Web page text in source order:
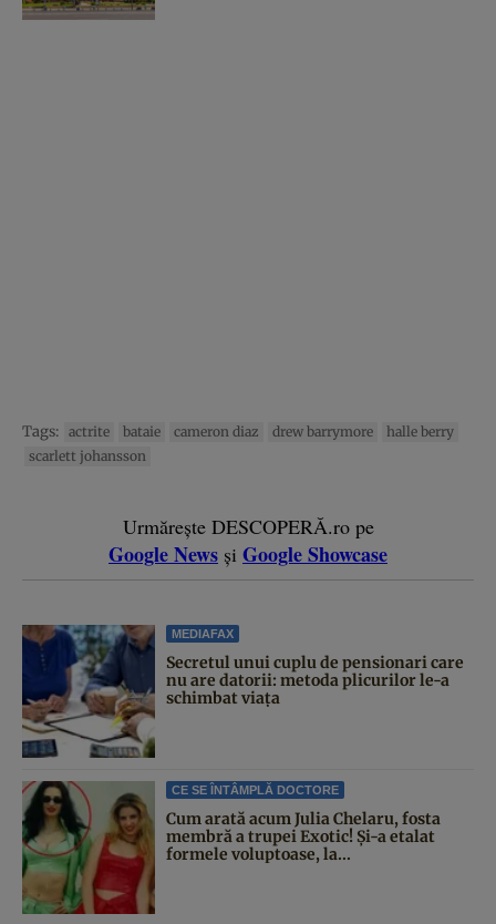
Tags: actrite bataie cameron diaz drew barrymore
halle berry
scarlett johansson
Urmărește DESCOPERĂ.ro pe
Google News și Google Showcase
MEDIAFAX
Secretul unui cuplu de pensionari care
nu are datorii: metoda plicurilor le-a
schimbat viața
CE SE ÎNTÂMPLĂ DOCTORE
Cum arată acum Julia Chelaru, fosta
membră a trupei Exotic! Și-a etalat
formele voluptoase, la...